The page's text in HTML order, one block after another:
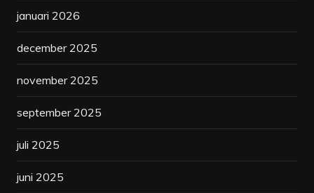
januari 2026
december 2025
november 2025
september 2025
juli 2025
juni 2025